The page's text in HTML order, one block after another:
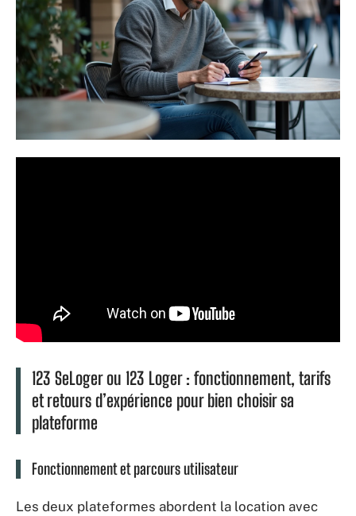
123 SeLoger ou 123 Loger : fonctionnement, tarifs
et retours d’expérience pour bien choisir sa
plateforme
Fonctionnement et parcours utilisateur
Les deux plateformes abordent la location avec